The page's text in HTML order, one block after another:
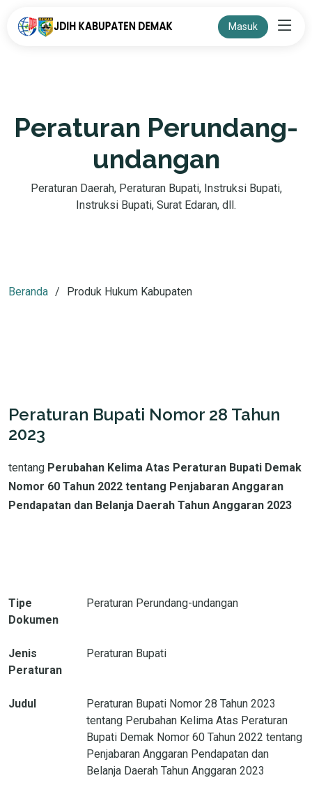
Masuk
Peraturan Perundang-
undangan
Peraturan Daerah, Peraturan Bupati, Instruksi Bupati,
Instruksi Bupati, Surat Edaran, dll.
Beranda Produk Hukum Kabupaten
Peraturan Bupati Nomor 28 Tahun
2023
tentang Perubahan Kelima Atas Peraturan Bupati Demak
Nomor 60 Tahun 2022 tentang Penjabaran Anggaran
Pendapatan dan Belanja Daerah Tahun Anggaran 2023
Tipe
Dokumen
Peraturan Perundang-undangan
Jenis
Peraturan
Peraturan Bupati
Judul
Peraturan Bupati Nomor 28 Tahun 2023
tentang Perubahan Kelima Atas Peraturan
Bupati Demak Nomor 60 Tahun 2022 tentang
Penjabaran Anggaran Pendapatan dan
Belanja Daerah Tahun Anggaran 2023